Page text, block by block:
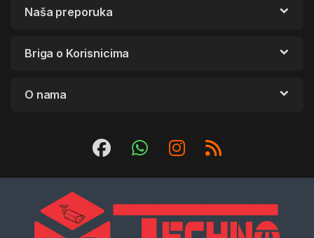
Naša preporuka
Briga o Korisnicima
O nama